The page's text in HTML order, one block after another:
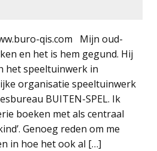
qis.com Mijn oud-
en het is hem gegund. Hij
het speeltuinwerk in
organisatie speeltuinwerk
BUITEN-SPEL. Ik
boeken met als centraal
Genoeg reden om me
in hoe het ook al […]